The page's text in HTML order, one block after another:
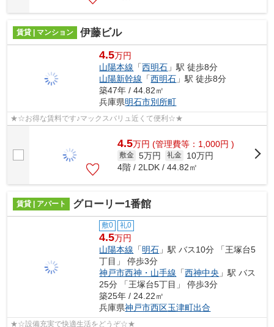
賃貸 | マンション 伊藤ビル
4.5万円
山陽本線 「西明石 」駅 徒歩8分
山陽新幹線 「西明石 」駅 徒歩8分
築47年 / 44.82㎡
兵庫県明石市別所町
★☆お得な賃料です♪マックスバリュ近くて便利☆★
4.5万円 (管理費等：1,000円 )
敷金 5万円 礼金
10万円
4階 / 2LDK / 44.82㎡
賃貸 | アパート グローリー1番館
敷0 礼0
4.5万円
山陽本線 「明石 」駅 バス10分 「王塚台5
丁目」 停歩3分
神戸市西神・山手線 「西神中央 」駅 バス
25分 「王塚台5丁目」 停歩3分
築25年 / 24.22㎡
兵庫県神戸市西区玉津町出合
★☆設備充実で快適生活をどうぞ☆★